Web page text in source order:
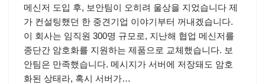
메신저 도입 후, 보안팀이 오히려 울상을 지었습니다 제
가 컨설팅했던 한 중견기업 이야기부터 꺼내겠습니다.
이 회사는 임직원 300명 규모로, 지난해 협업 메신저를
종단간 암호화를 지원하는 제품으로 교체했습니다. 보
안팀은 만족했습니다. 메시지가 서버에 저장돼도 암호
화된 상태라, 혹시 서버가…